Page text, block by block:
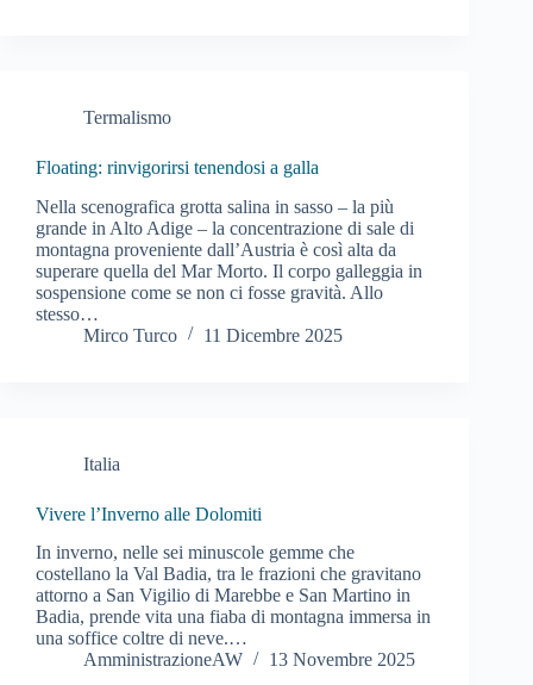
Termalismo
Floating: rinvigorirsi tenendosi a galla
Nella scenografica grotta salina in sasso – la più
grande in Alto Adige – la concentrazione di sale di
montagna proveniente dall’Austria è così alta da
superare quella del Mar Morto. Il corpo galleggia in
sospensione come se non ci fosse gravità. Allo
stesso…
Mirco Turco
11 Dicembre 2025
Italia
Vivere l’Inverno alle Dolomiti
In inverno, nelle sei minuscole gemme che
costellano la Val Badia, tra le frazioni che gravitano
attorno a San Vigilio di Marebbe e San Martino in
Badia, prende vita una fiaba di montagna immersa in
una soffice coltre di neve.…
AmministrazioneAW
13 Novembre 2025